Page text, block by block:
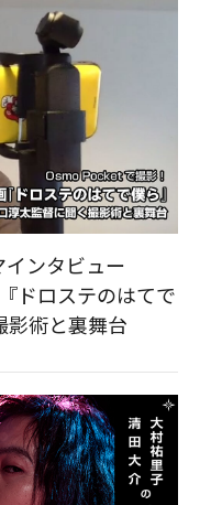
ンタビュー
ドロステのはてで
影術と裏舞台